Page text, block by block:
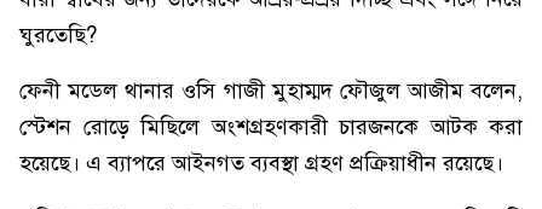
ঘুরতেছি?
ফেনী মডেল থানার ওসি গাজী মুহাম্মদ ফৌজুল আজীম বলেন,
স্টেশন রোড়ে মিছিলে অংশগ্রহণকারী চারজনকে আটক করা
হয়েছে। এ ব্যাপরে আইনগত ব্যবস্থা গ্রহণ প্রক্রিয়াধীন রয়েছে।